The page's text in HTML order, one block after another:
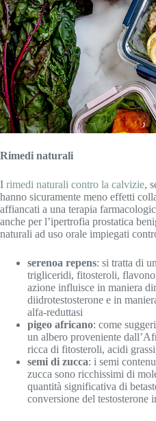
Rimedi naturali
I rimedi naturali contro la calvizie,
hanno sicuramente meno effetti
affiancati a una terapia
anche per l’ipertrofia prostatica
naturali ad uso orale impiegati
serenoa repens: si tratta di
trigliceridi, fitosteroli,
azione influisce in maniera
diidrotestosterone e in
alfa-reduttasi
pigeo africano: come
un albero proveniente
ricca di fitosteroli, acidi
semi di zucca: i semi
zucca sono ricchissimi di
quantità significativa di
conversione del testosterone